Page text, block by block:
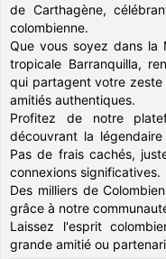
de Carthagène,
colombienne.
Que vous soyez dans la
tropicale Barranquilla,
qui partagent votre zeste
amitiés authentiques.
Profitez de notre
découvrant la
Pas de frais cachés,
connexions significatives.
Des milliers de
grâce à notre
Laissez l'esprit
grande amitié ou